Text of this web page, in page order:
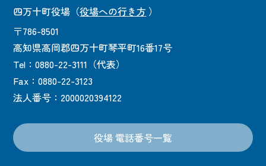
四万十町役場 （役場への行き方 ）
〒786-8501
高知県高岡郡四万十町琴平町16番17号
Tel：0880-22-3111（代表）
Fax：0880-22-3123
法人番号：2000020394122
役場 電話番号一覧